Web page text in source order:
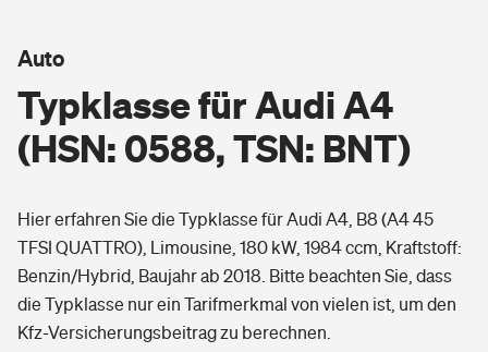
Berufsunfähigkeitsversicherung
Erwerbsunfähigkeitsversicherung
Grundfähigkeitsversicherung
Arbeitsrechtsschutz
Berufshaftpflichtversicherung
Wohnen
Elementarversicherung
Freizeit
Pri­vate Haft­pflicht­
Gesundheit
Typklasse für Audi A4
(HSN: 0588, TSN: BNT)
Auto
Hier erfahren Sie die Typklasse für Audi A4, B8 (A4 45
TFSI QUATTRO), Limousine, 180 kW, 1984 ccm, Kraftstoff:
Benzin/Hybrid, Baujahr ab 2018. Bitte beachten Sie, dass
die Typklasse nur ein Tarifmerkmal von vielen ist, um den
Kfz-Versicherungsbeitrag zu berechnen.